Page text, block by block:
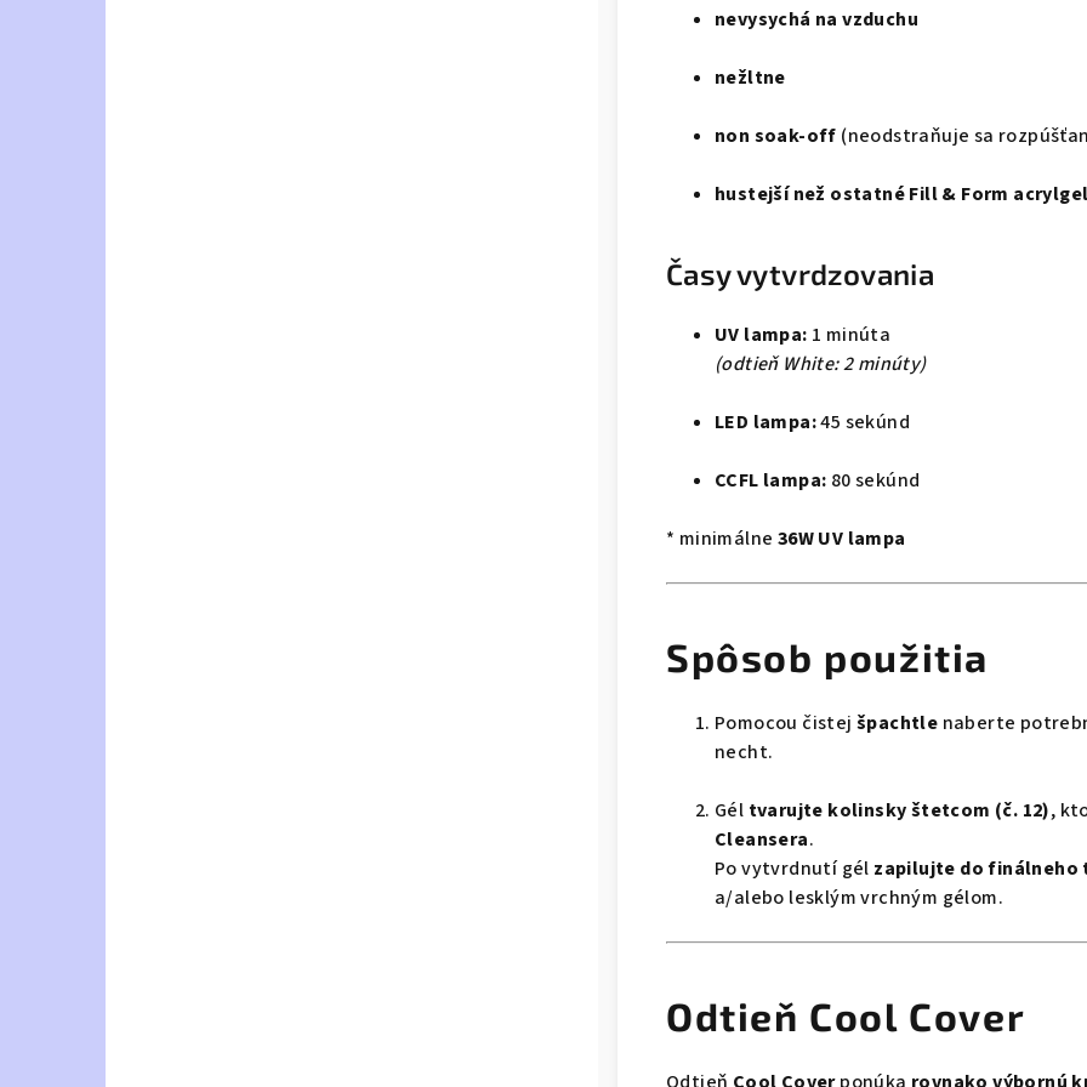
nevysychá na vzduchu
nežltne
non soak-off (neodstraňuje sa
hustejší než ostatné Fill & Form
Časy vytvrdzovania
UV lampa: 1 minúta
(odtieň White: 2 minúty)
LED lampa:45 sekúnd
CCFL lampa: 80 sekúnd
* minimálne 36W UV lampa
Spôsob použitia
Pomocou čistej špachtle naberte
necht.
Gél tvarujte kolinsky štetcom (č. 12),
Cleansera.
Po vytvrdnutí gél zapilujte do finálneho
a/alebo lesklým vrchným gélom.
Odtieň Cool Cover